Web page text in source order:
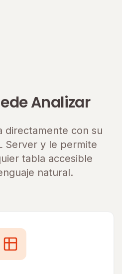
Analizar
directamente con su
Server y le permite
tabla accesible
natural.